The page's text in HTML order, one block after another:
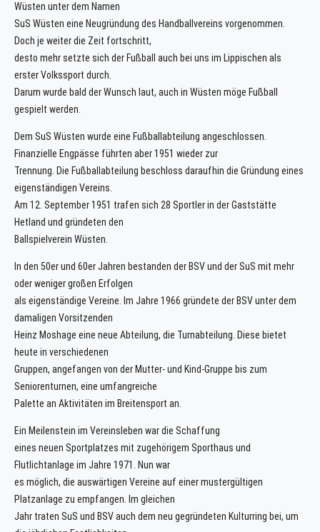
Wüsten unter dem Namen
SuS Wüsten eine Neugründung des Handballvereins vorgenommen.
Doch je weiter die Zeit fortschritt,
desto mehr setzte sich der Fußball auch bei uns im Lippischen als
erster Volkssport durch.
Darum wurde bald der Wunsch laut, auch in Wüsten möge Fußball
gespielt werden.
Dem SuS Wüsten wurde eine Fußballabteilung angeschlossen.
Finanzielle Engpässe führten aber 1951 wieder zur
Trennung. Die Fußballabteilung beschloss daraufhin die Gründung eines
eigenständigen Vereins.
Am 12. September 1951 trafen sich 28 Sportler in der Gaststätte
Hetland und gründeten den
Ballspielverein Wüsten.
In den 50er und 60er Jahren bestanden der BSV und der SuS mit mehr
oder weniger großen Erfolgen
als eigenständige Vereine. Im Jahre 1966 gründete der BSV unter dem
damaligen Vorsitzenden
Heinz Moshage eine neue Abteilung, die Turnabteilung. Diese bietet
heute in verschiedenen
Gruppen, angefangen von der Mutter- und Kind-Gruppe bis zum
Seniorenturnen, eine umfangreiche
Palette an Aktivitäten im Breitensport an.
Ein Meilenstein im Vereinsleben war die Schaffung
eines neuen Sportplatzes mit zugehörigem Sporthaus und
Flutlichtanlage im Jahre 1971. Nun war
es möglich, die auswärtigen Vereine auf einer mustergültigen
Platzanlage zu empfangen. Im gleichen
Jahr traten SuS und BSV auch dem neu gegründeten Kulturring bei, um